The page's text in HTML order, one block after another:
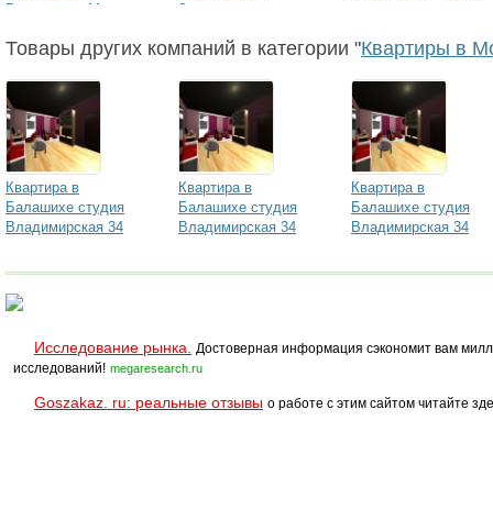
Румянцево. Москва
Звенигороде
Товары других компаний в категории "Квартиры в
Квартира в
Балашихе студия
Владимирская 34
Квартира в
Балашихе студия
Владимирская 34
Квартира в
Балашихе студия
Владимирская 34
Исследование рынка.
Достоверная информация сэкономит вам
исследований! megaresearch.ru
Goszakaz. ru: реальные отзывы о работе с этим сайтом читайте